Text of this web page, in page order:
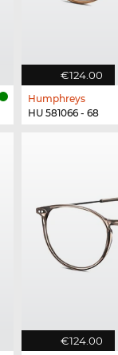
€124.00
Humphreys
HU 581066 - 68
€124.00